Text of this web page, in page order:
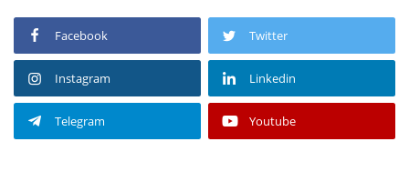
Facebook Twitter
Instagram Linkedin
Telegram Youtube